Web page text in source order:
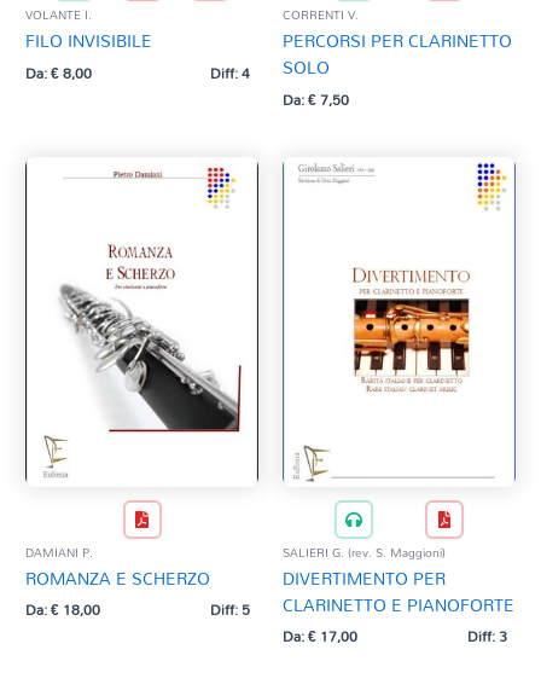
VOLANTE I.
FILO INVISIBILE
Da:€8,00 Diff: 4
CORRENTI V.
PERCORSI PER CLARINETTO
SOLO
Da:€7,50
DAMIANI P.
ROMANZA E SCHERZO
Da:€18,00 Diff: 5
SALIERI G. (rev. S. Maggioni)
DIVERTIMENTO PER
CLARINETTO E PIANOFORTE
Da:€17,00 Diff: 3